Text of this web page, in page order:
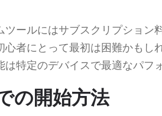
ツールにはサブスクリプション
者にとって最初は困難かもし
は特定のデバイスで最適なパフ
の開始方法